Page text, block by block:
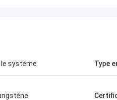
le système Type